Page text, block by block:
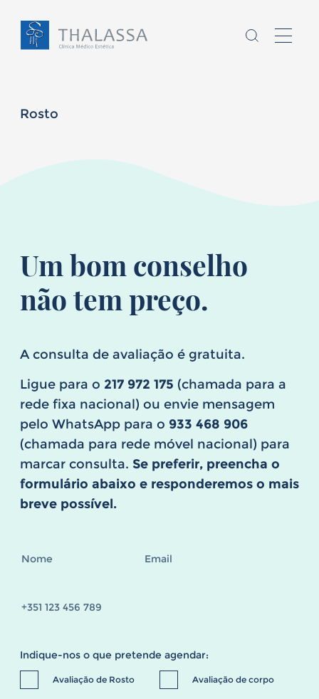
E tenho anos
Rosto
Um bom conselho
não tem preço.
A consulta de avaliação é gratuita.
Ligue para o 217 972 175 (chamada para a
rede fixa nacional) ou envie mensagem
pelo WhatsApp para o 933 468 906
(chamada para rede móvel nacional) para
marcar consulta. Se preferir, preencha o
formulário abaixo e responderemos o mais
breve possível.
Indique-nos o que pretende agendar:
Avaliação de Rosto Avaliação de corpo